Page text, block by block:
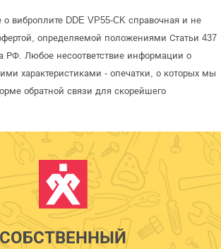
виброплите DDE VP55-CK справочная и не
определяемой положениями Статьи 437
РФ. Любое несоответствие информации о
характеристиками - опечатки, о которых мы
обратной связи для скорейшего
СОБСТВЕННЫЙ